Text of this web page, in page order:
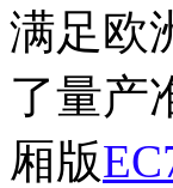
满足欧
了量产
厢版